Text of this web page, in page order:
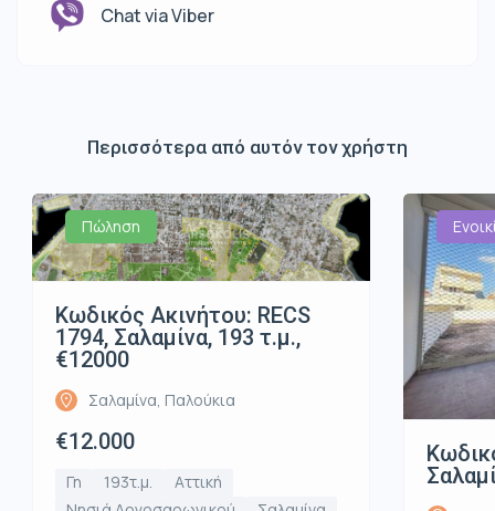
Chat via Viber
Περισσότερα από αυτόν τον χρήστη
Πώληση
Κωδικός Ακινήτου: RECS
1794, Σαλαμίνα, 193 τ.μ.,
€12000
Σαλαμίνα, Παλούκια
€12.000
Γη 193τ.μ.
Αττική